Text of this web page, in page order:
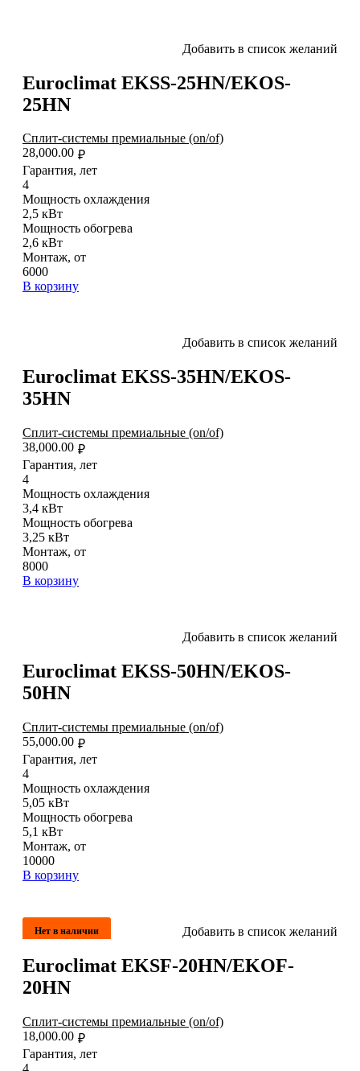
Добавить в список желаний
Euroclimat EKSS-25HN/EKOS-
25HN
Сплит-системы премиальные (on/of)
₽
28,000.00
Гарантия, лет
4
Мощность охлаждения
2,5 кВт
Мощность обогрева
2,6 кВт
Монтаж, от
6000
В корзину
Добавить в список желаний
Euroclimat EKSS-35HN/EKOS-
35HN
Сплит-системы премиальные (on/of)
₽
38,000.00
Гарантия, лет
4
Мощность охлаждения
3,4 кВт
Мощность обогрева
3,25 кВт
Монтаж, от
8000
В корзину
Добавить в список желаний
Euroclimat EKSS-50HN/EKOS-
50HN
Сплит-системы премиальные (on/of)
₽
55,000.00
Гарантия, лет
4
Мощность охлаждения
5,05 кВт
Мощность обогрева
5,1 кВт
Монтаж, от
10000
В корзину
Нет в наличии Добавить в список желаний
Euroclimat EKSF-20HN/EKOF-
20HN
Сплит-системы премиальные (on/of)
₽
18,000.00
Гарантия, лет
4